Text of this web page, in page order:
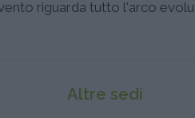
riguarda tutto l'arco
Altre sedi